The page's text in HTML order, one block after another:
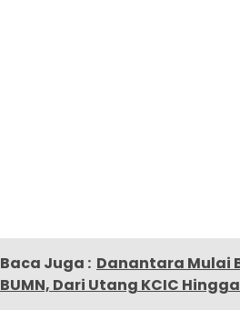
Baca Juga : Danantara Mulai
BUMN, Dari Utang KCIC Hingga